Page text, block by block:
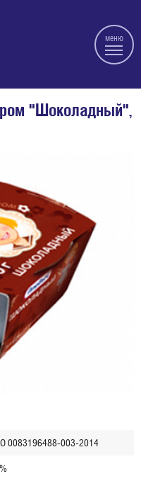
меню
"Шоколадный",
0083196488-003-2014